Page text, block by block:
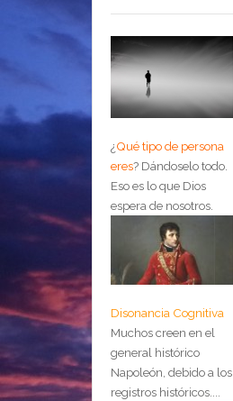
¿Qué tipo de persona
eres? Dándoselo todo.
Eso es lo que Dios
espera de nosotros.
Disonancia Cognitiva
Muchos creen en el
general histórico
Napoleón, debido a los
registros históricos....